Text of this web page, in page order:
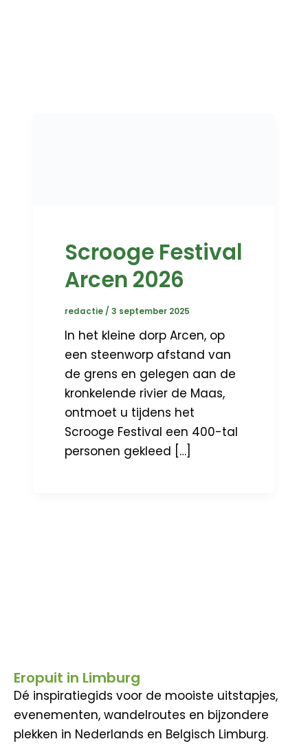
Scrooge Festival
Arcen 2026
redactie/3 september 2025
In het kleine dorp Arcen, op
een steenworp afstand van
de grens en gelegen aan de
kronkelende rivier de Maas,
ontmoet u tijdens het
Scrooge Festival een 400-tal
personen gekleed […]
Eropuit in Limburg
Dé inspiratiegids voor de mooiste uitstapjes,
evenementen, wandelroutes en bijzondere
plekken in Nederlands en Belgisch Limburg.